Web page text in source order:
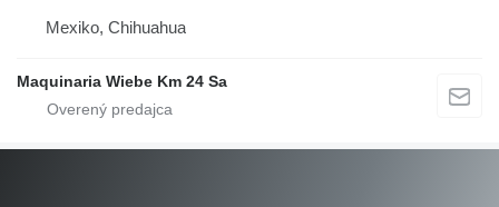
Mexiko, Chihuahua
Maquinaria Wiebe Km 24 Sa